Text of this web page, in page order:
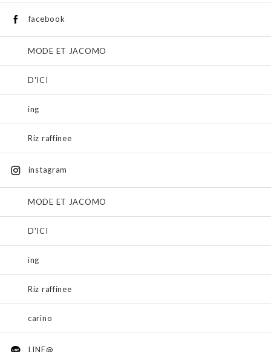
facebook
MODE ET JACOMO
D'ICI
ing
Riz raffinee
instagram
MODE ET JACOMO
D'ICI
ing
Riz raffinee
carino
LINE@